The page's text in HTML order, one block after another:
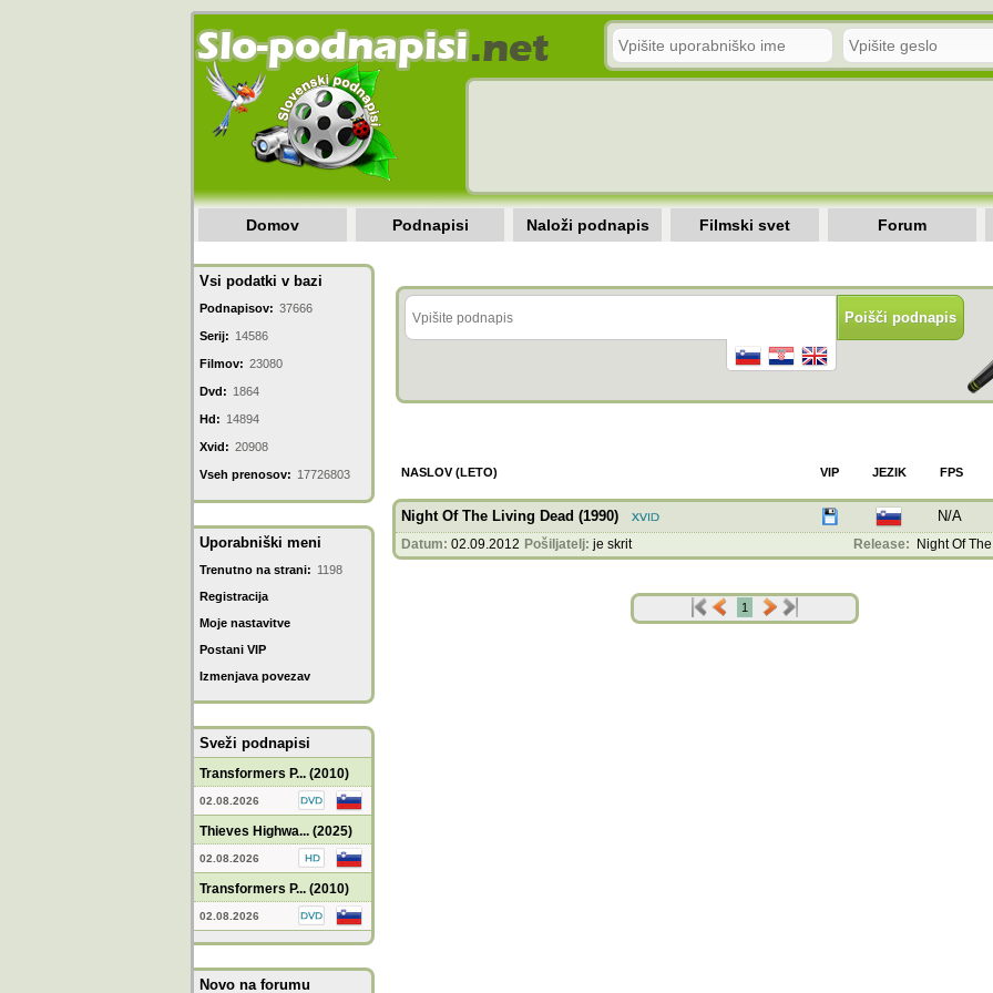
Domov Podnapisi Naloži podnapis Filmski svet Forum
Vsi podatki v bazi
Podnapisov: 37666
Serij: 14586
Filmov: 23080
Dvd: 1864
Hd: 14894
Xvid: 20908
Vseh prenosov: 17726803
Uporabniški meni
Trenutno na strani: 1198
Registracija
Moje nastavitve
Postani VIP
Izmenjava povezav
Sveži podnapisi
Transformers P... (2010)
02.08.2026
Thieves Highwa... (2025)
02.08.2026
Transformers P... (2010)
02.08.2026
Novo na forumu
NASLOV (LETO) FPS
JEZIK
VIP
Night Of The Living Dead (1990) N/A
Datum: 02.09.2012 Pošiljatelj: je skrit Release: Night Of
1